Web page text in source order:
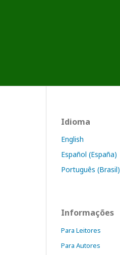
Idioma
English
Español (España)
Português (Brasil)
Informações
Para Leitores
Para Autores